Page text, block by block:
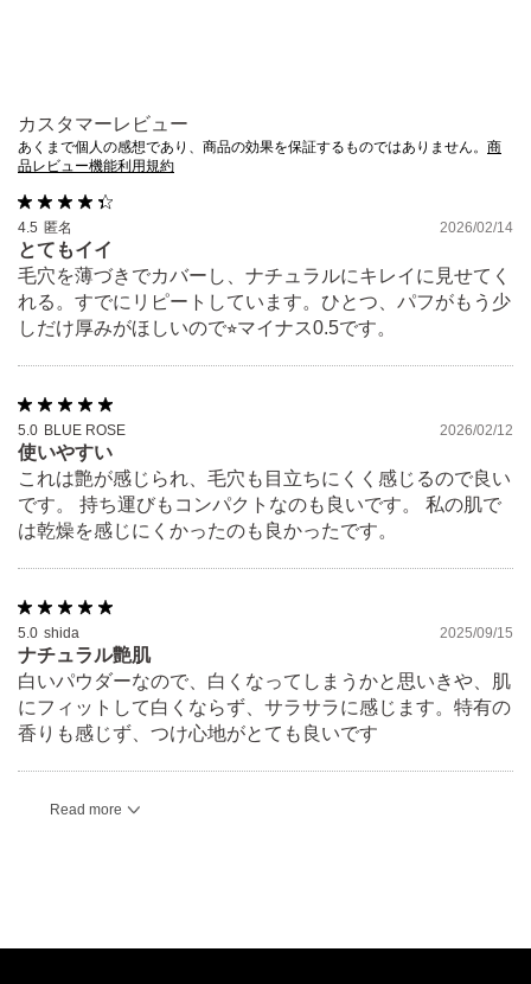
カスタマーレビュー
あくまで個人の感想であり、商品の効果を保証するものではありません。 商
品レビュー機能利用規約
4.5 匿名 2026/02/14
とてもイイ
毛穴を薄づきでカバーし、ナチュラルにキレイに見せてく
れる。すでにリピートしています。ひとつ、パフがもう少
しだけ厚みがほしいので⭐︎マイナス0.5です。
5.0 BLUE ROSE 2026/02/12
使いやすい
これは艶が感じられ、毛穴も目立ちにくく感じるので良い
です。 持ち運びもコンパクトなのも良いです。 私の肌で
は乾燥を感じにくかったのも良かったです。
5.0 shida 2025/09/15
ナチュラル艶肌
白いパウダーなので、白くなってしまうかと思いきや、肌
にフィットして白くならず、サラサラに感じます。特有の
香りも感じず、つけ心地がとても良いです
Read more